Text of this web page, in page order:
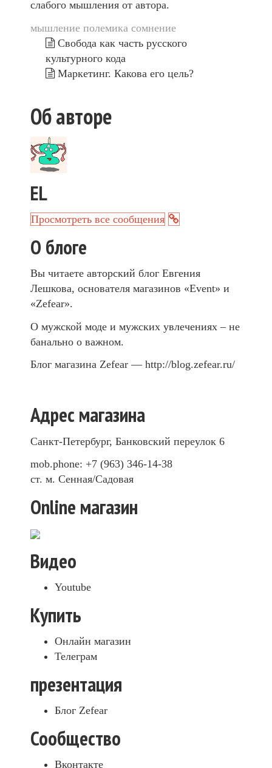
слабого мышления от автора.
мышление полемика сомнение
Свобода как часть русского
культурного кода
Маркетинг. Какова его цель?
Об авторе
EL
Просмотреть все сообщения
О блоге
Вы читаете авторский блог Евгения
Лешкова, основателя магазинов «Event» и
«Zefear».
О мужской моде и мужских увлечениях – не
банально о важном.
Блог магазина Zefear — http://blog.zefear.ru/
Адрес магазина
Санкт-Петербург, Банковский переулок 6
mob.phone: +7 (963) 346-14-38
ст. м. Сенная/Садовая
Online магазин
Видео
Youtube
Купить
Онлайн магазин
Телеграм
презентация
Блог Zefear
Сообщество
Вконтакте